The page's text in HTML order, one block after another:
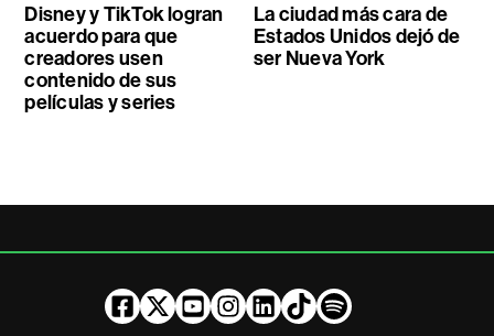
Disney y TikTok logran
acuerdo para que
creadores usen
contenido de sus
películas y series
La ciudad más cara de
Estados Unidos dejó de
ser Nueva York